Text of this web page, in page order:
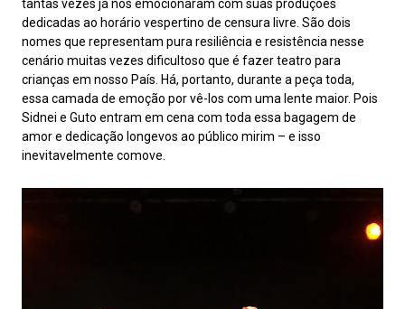
tantas vezes já nos emocionaram com suas produções
dedicadas ao horário vespertino de censura livre. São dois
nomes que representam pura resiliência e resistência nesse
cenário muitas vezes dificultoso que é fazer teatro para
crianças em nosso País. Há, portanto, durante a peça toda,
essa camada de emoção por vê-los com uma lente maior. Pois
Sidnei e Guto entram em cena com toda essa bagagem de
amor e dedicação longevos ao público mirim – e isso
inevitavelmente comove.